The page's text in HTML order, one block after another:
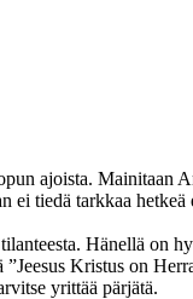
ajoista.
ei tiedä tarkkaa
Hänellä on
Kristus on
yrittää pärjätä.